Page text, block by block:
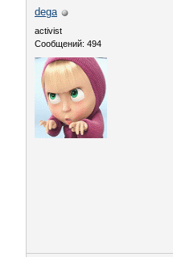
dega
activist
Сообщений: 494